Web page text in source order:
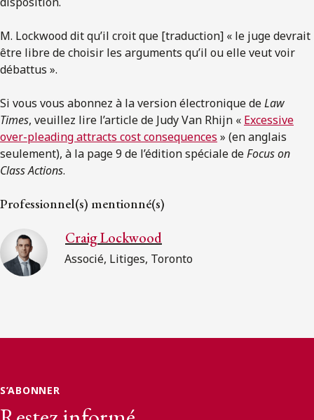
M. Lockwood dit qu’il croit que [traduction] « le juge devrait
être libre de choisir les arguments qu’il ou elle veut voir
débattus ».
Si vous vous abonnez à la version électronique deLaw
Times, veuillez lire l’article de Judy Van Rhijn « Excessive
over-pleading attracts cost consequences » (en anglais
seulement), à la page 9 de l’édition spéciale deFocus on
Class Actions.
Professionnel(s) mentionné(s)
Craig Lockwood
Associé, Litiges, Toronto
S’ABONNER